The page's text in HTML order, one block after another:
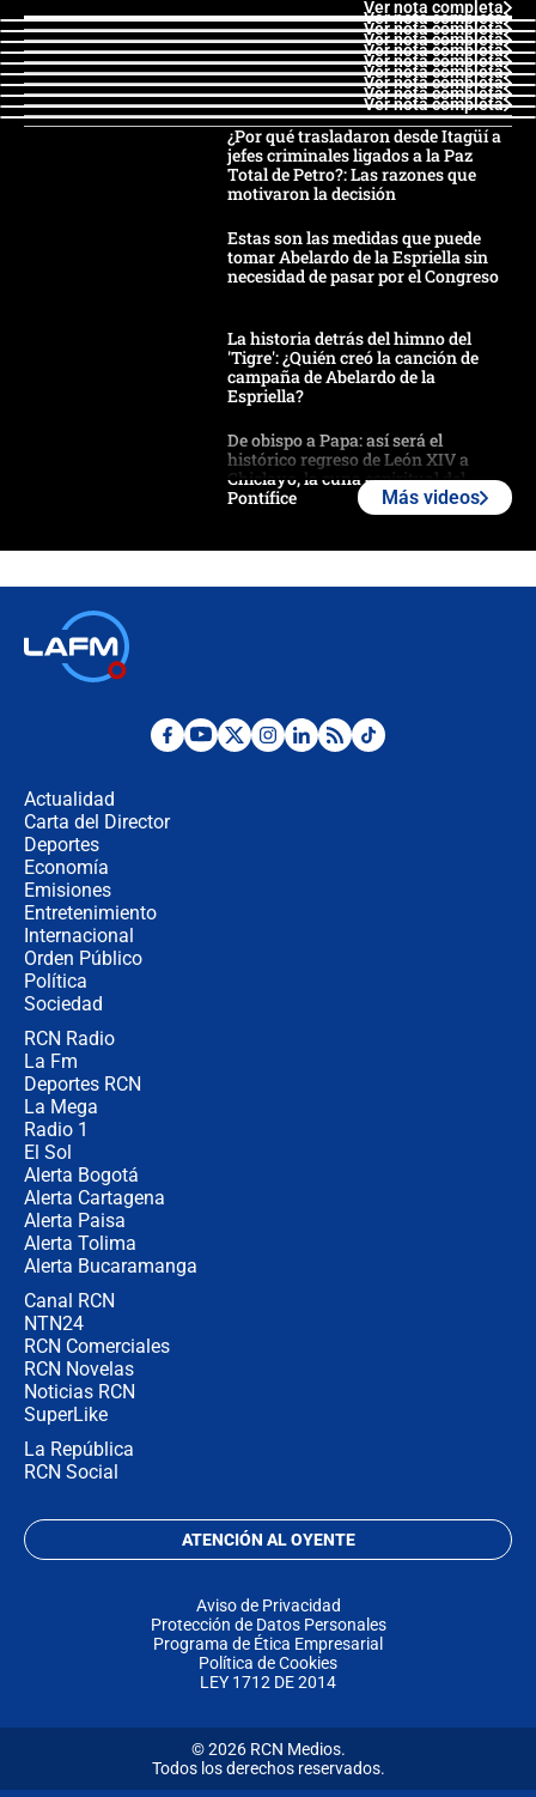
Ver nota completa
Ver nota completa
Ver nota completa
Ver nota completa
Ver nota completa
Ver nota completa
Ver nota completa
Ver nota completa
Ver nota completa
Ver nota completa
¿Por qué trasladaron desde Itagüí a
jefes criminales ligados a la Paz
Total de Petro?: Las razones que
motivaron la decisión
Estas son las medidas que puede
tomar Abelardo de la Espriella sin
necesidad de pasar por el Congreso
La historia detrás del himno del
'Tigre': ¿Quién creó la canción de
campaña de Abelardo de la
Espriella?
De obispo a Papa: así será el
histórico regreso de León XIV a
Chiclayo, la cuna espiritual del
Pontífice
¿La posesión de Abelardo De la
Más videos
Actualidad
Carta del Director
Deportes
Economía
Emisiones
Entretenimiento
Internacional
Orden Público
Política
Sociedad
RCN Radio
La Fm
Deportes RCN
La Mega
Radio 1
El Sol
Alerta Bogotá
Alerta Cartagena
Alerta Paisa
Alerta Tolima
Alerta Bucaramanga
Canal RCN
NTN24
RCN Comerciales
RCN Novelas
Noticias RCN
SuperLike
La República
RCN Social
ATENCIÓN AL OYENTE
Aviso de Privacidad
Protección de Datos Personales
Programa de Ética Empresarial
Política de Cookies
LEY 1712 DE 2014
© 2026 RCN Medios.
Todos los derechos reservados.